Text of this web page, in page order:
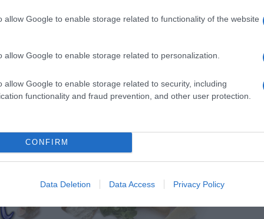
allow Google to enable storage related to functionality of the website
allow Google to enable storage related to personalization.
allow Google to enable storage related to security, including
functionality and fraud prevention, and other user protection.
CONFIRM
Data Deletion Data Access Privacy Policy
Mixer la roquette, les pignons de pin, le
Réserver.
disposer sur la pâte feuilletée. Saler et poivrer et
dans le four préchauffé jusqu’à ce que la pâte soit
détaillé en copeaux.